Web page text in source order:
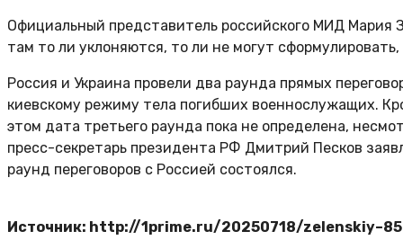
Официальный представитель российского МИД Мария
там то ли уклоняются, то ли не могут
Россия и Украина провели два раунда прямых
киевскому режиму тела погибших военнослужащих.
этом дата третьего раунда пока не определена,
пресс-секретарь президента РФ Дмитрий Песков
раунд переговоров с Россией состоялся.
Источник: http://1prime.ru/20250718/